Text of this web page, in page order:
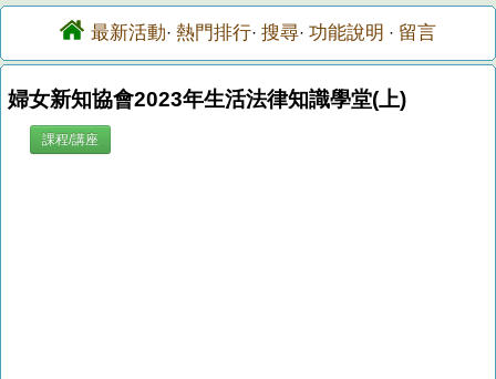
最新活動· 熱門排行· 搜尋· 功能說明 · 留言
婦女新知協會2023年生活法律知識學堂(上)
課程/講座